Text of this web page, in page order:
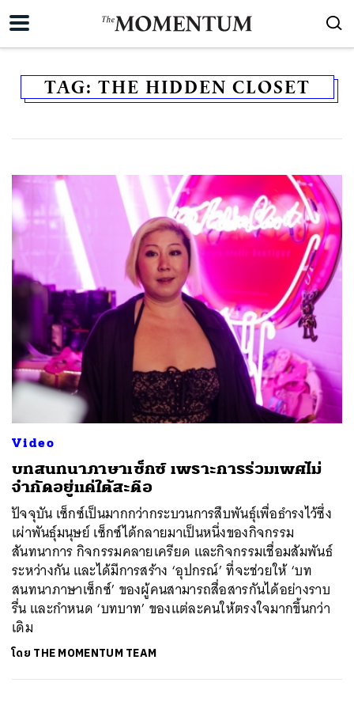
TAG: THE HIDDEN CLOSET
Video
บทสนทนาภาษาเซ็กซ์ เพราะการร่วมเพศไม่
จำกัดอยู่แค่ใต้สะดือ
ปัจจุบัน เซ็กซ์เป็นมากกว่ากระบวนการสืบพันธ์ุเพื่อธำรงไว้ซึ่ง
เผ่าพันธุ์มนุษย์ เซ็กซ์ได้กลายมาเป็นหนึ่งของกิจกรรม
สันทนาการ กิจกรรมคลายเครียด และกิจกรรมเชื่อมสัมพันธ์
ระหว่างกัน และได้มีการสร้าง ‘อุปกรณ์’ ที่จะช่วยให้ ‘บท
สนทนาภาษาเซ็กซ์’ ของผู้คนสามารถสื่อสารกันได้อย่างราบ
รื่น และกำหนด ‘บทบาท’ ของแต่ละคนให้ตรงใจมากขึ้นกว่า
เดิม
โดย THE MOMENTUM TEAM